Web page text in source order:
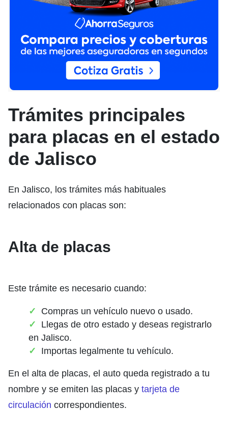
Trámites principales
para placas en el estado
de Jalisco
En Jalisco, los trámites más habituales
relacionados con placas son:
Alta de placas
Este trámite es necesario cuando:
Compras un vehículo nuevo o usado.
Llegas de otro estado y deseas registrarlo
en Jalisco.
Importas legalmente tu vehículo.
En el alta de placas, el auto queda registrado a tu
nombre y se emiten las placas y tarjeta de
circulación correspondientes.